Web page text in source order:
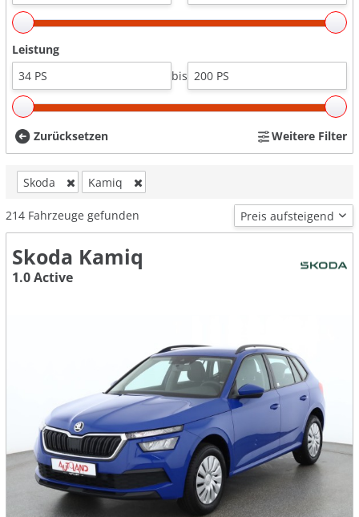
Leistung
bis
Zurücksetzen Weitere Filter
Skoda Kamiq
214 Fahrzeuge gefunden
Skoda Kamiq
1.0 Active